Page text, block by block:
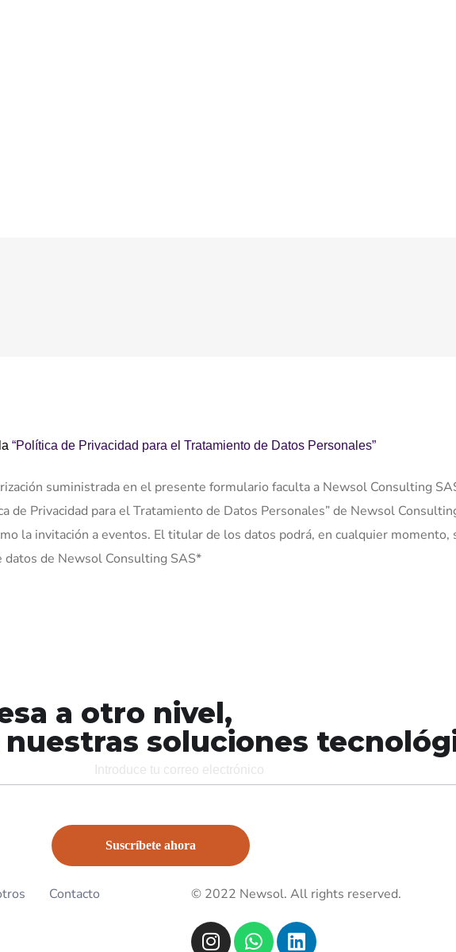
“Política de Privacidad para el Tratamiento de Datos Personales”
suministrada en el presente formulario faculta a Newsol Consulting
de Privacidad para el Tratamiento de Datos Personales” de Newsol
la invitación a eventos. El titular de los datos podrá, en cualquier
datos de Newsol Consulting SAS*
a otro nivel,
soluciones
Contacto
© 2022 Newsol. All rights reserved.